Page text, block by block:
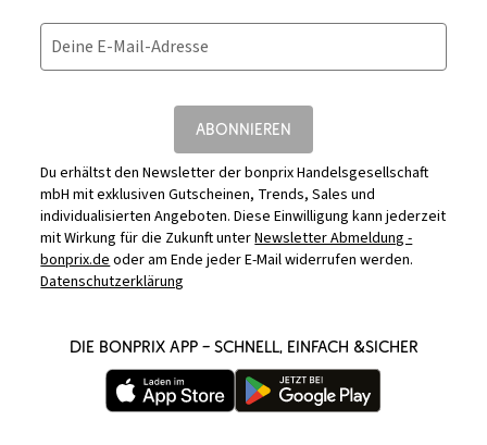
Deine E-Mail-Adresse
ABONNIEREN
Du erhältst den Newsletter der bonprix Handelsgesellschaft
mbH mit exklusiven Gutscheinen, Trends, Sales und
individualisierten Angeboten. Diese Einwilligung kann jederzeit
mit Wirkung für die Zukunft unterNewsletter Abmeldung -
bonprix.deoder am Ende jeder E-Mail widerrufen werden.
Datenschutzerklärung
DIE BONPRIX APP – SCHNELL, EINFACH &SICHER